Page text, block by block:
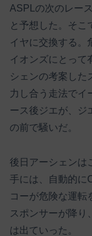
ASPLの次のレー
と予想した。そこ
イヤに交換する。
イオンズにとって
シェンの考案した
力し合う走法でイ
ース後ジエが、ジ
の前で騒いだ。
後日アーシェンは
手には、自動的に
コーが危険な運転
スポンサーが降り
は出ていった。